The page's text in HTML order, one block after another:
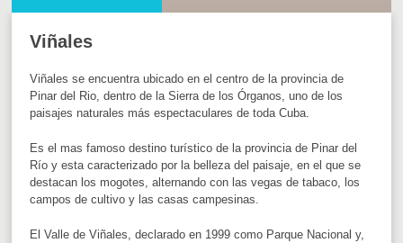
Viñales
Viñales se encuentra ubicado en el centro de la provincia de
Pinar del Rio, dentro de la Sierra de los Órganos, uno de los
paisajes naturales más espectaculares de toda Cuba.
Es el mas famoso destino turístico de la provincia de Pinar del
Río y esta caracterizado por la belleza del paisaje, en el que se
destacan los mogotes, alternando con las vegas de tabaco, los
campos de cultivo y las casas campesinas.
El Valle de Viñales, declarado en 1999 como Parque Nacional y,